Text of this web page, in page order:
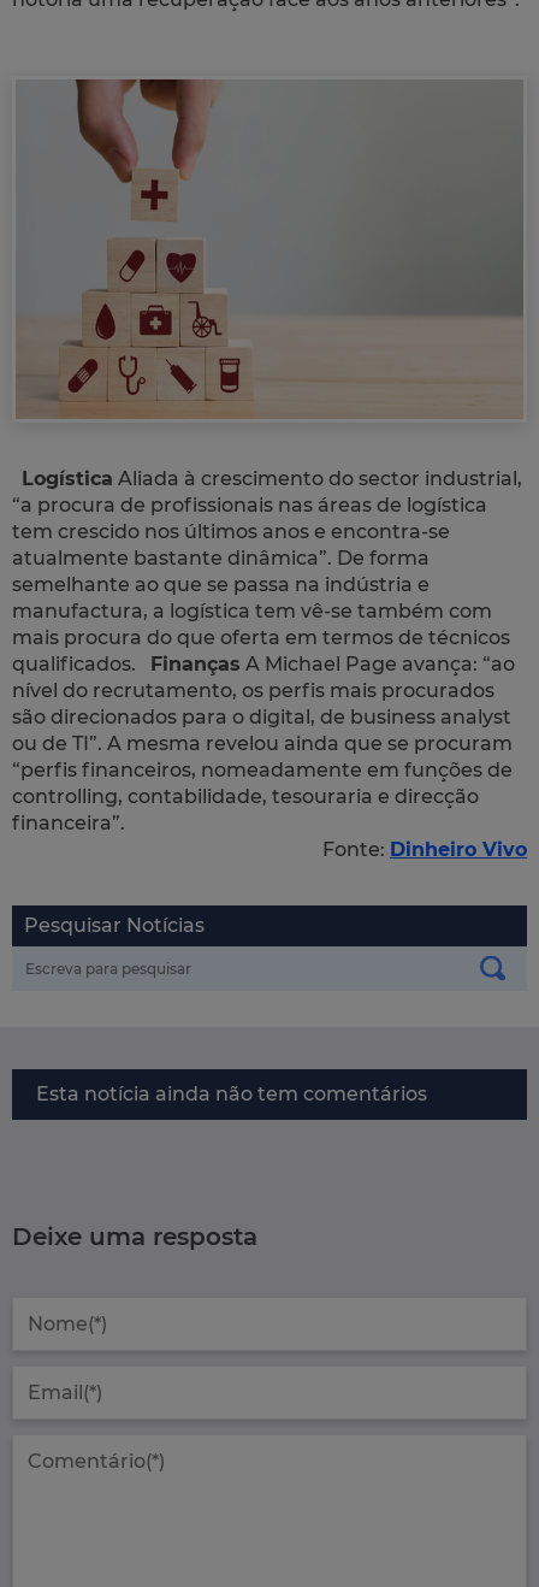
Logística Aliada à crescimento do sector industrial,
“a procura de profissionais nas áreas de logística
tem crescido nos últimos anos e encontra-se
atualmente bastante dinâmica”. De forma
semelhante ao que se passa na indústria e
manufactura, a logística tem vê-se também com
mais procura do que oferta em termos de técnicos
qualificados. Finanças A Michael Page avança: “ao
nível do recrutamento, os perfis mais procurados
são direcionados para o digital, de business analyst
ou de TI”. A mesma revelou ainda que se procuram
“perfis financeiros, nomeadamente em funções de
controlling, contabilidade, tesouraria e direcção
financeira”.
Fonte: Dinheiro Vivo
Pesquisar Notícias
Esta notícia ainda não tem comentários
Deixe uma resposta